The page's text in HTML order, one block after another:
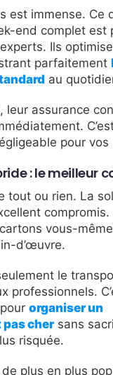
est immense. Ce
end complet est
Ils
parfaitement
au
leur assurance
pour vos
: le meilleur
tout ou rien. La
compromis.
vous-
d’œuvre.
le
professionnels.
organiser un
pas chersans
risquée.
de plus en plus